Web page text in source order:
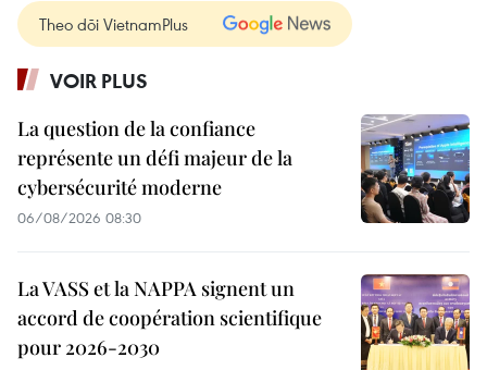
Theo dõi VietnamPlus
VOIR PLUS
La question de la confiance
représente un défi majeur de la
cybersécurité moderne
06/08/2026 08:30
La VASS et la NAPPA signent un
accord de coopération scientifique
pour 2026-2030